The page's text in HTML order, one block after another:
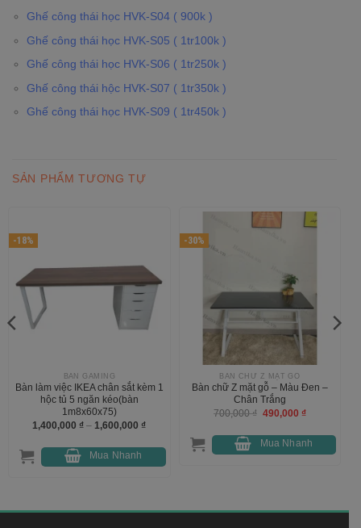
Ghế công thái học HVK-S04 ( 900k )
Ghế công thái học HVK-S05 ( 1tr100k )
Ghế công thái học HVK-S06 ( 1tr250k )
Ghế công thái hộc HVK-S07 ( 1tr350k )
Ghế công thái học HVK-S09 ( 1tr450k )
SẢN PHẨM TƯƠNG TỰ
-18%
BÀN GAMING
Bàn làm việc IKEA chân sắt kèm 1
hộc tủ 5 ngăn kéo(bàn
1m8x60x75)
1,400,000 ₫ – 1,600,000 ₫Khoảng
1,400,000 ₫
1,600,000 ₫
Mua Nhanh
-30%
BÀN CHỮ Z MẶT GỖ
Bàn chữ Z mặt gỗ – Màu Đen –
Chân Trắng
700,000₫ Giá
700,000 ₫.
490,000 ₫Giá
là:
490,000 ₫.
Mua Nhanh